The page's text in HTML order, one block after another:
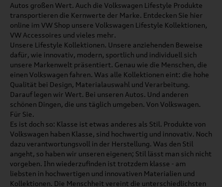
Autos großen Wert. Auch die Volkswagen Lifestyle Produkte
transportieren die Kernwerte der Marke. Entdecken Sie hier
online im VW Shop unsere Volkswagen Lifestyle Kollektionen,
VW Accessoires und vieles mehr.
Unsere Lifestyle Kollektionen. Unsere anziehenden Beweise
dafür, wie innovativ, modern, sportlich und individuell sich
unsere Markenwelt präsentiert. Genau wie die Menschen, die
einen Volkswagen fahren. Was alle Kollektionen eint: die hohe
Qualität bei Design, Materialauswahl und Verarbeitung.
Darauf legen wir Wert. Bei unseren Autos. Und anderen
schönen Dingen, die uns täglich umgeben. Von Volkswagen.
Für Sie.
Es ist doch so: Klasse ist etwas anderes als Stil. Produkte von
Volkswagen haben Klasse, sind hochwertig und innovativ. Noch
dazu verantwortungsvoll in der Herstellung. Was den Stil
angeht, so haben wir unseren eigenen; Stil lässt man sich nicht
vorgeben. Ihn wiederzufinden ist trotzdem klasse - am
liebsten in hochwertigen und innovativen Materialien und
Kollektionen. Die Menschheit vereint die unterschiedlichsten